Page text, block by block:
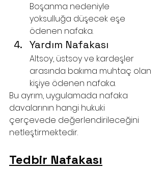
Boşanma nedeniyle
yoksulluğa düşecek eşe
ödenen nafaka.
Yardım Nafakası
Altsoy, üstsoy ve kardeşler
arasında bakıma muhtaç olan
kişiye ödenen nafaka.
Bu ayrım, uygulamada nafaka
davalarının hangi hukuki
çerçevede değerlendirileceğini
netleştirmektedir.
Tedbir Nafakası